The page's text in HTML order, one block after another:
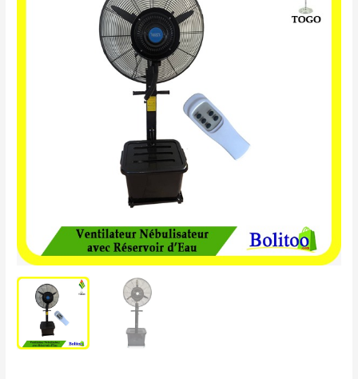
134.900 CFA.
125.900 CFA.